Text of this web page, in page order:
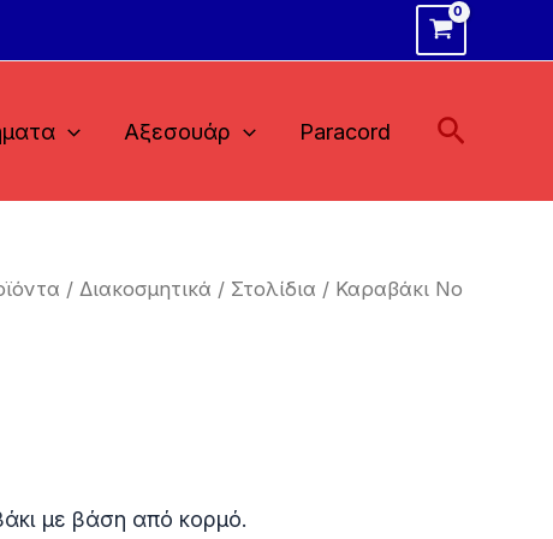
Αξεσουάρ Paracord
/ Διακοσμητικά / Στολίδια / Καραβάκι Νο
με βάση από κορμό.